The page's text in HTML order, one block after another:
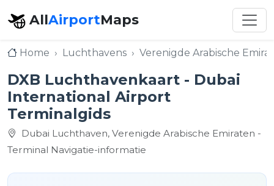
AllAirportMaps
Home Luchthavens Verenigde Arabische
DXB Luchthavenkaart - Dubai
International Airport
Terminalgids
Dubai Luchthaven, Verenigde Arabische Emiraten -
Terminal Navigatie-informatie